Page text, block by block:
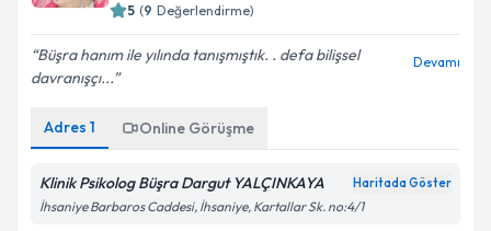
5 (9 Değerlendirme)
Büşra hanım ile yılında tanışmıştık. . defa bilişsel
davranışçı...
Devamı
Adres 1 Online Görüşme
Klinik Psikolog Büşra Dargut YALÇINKAYA Haritada Göster
İhsaniye Barbaros Caddesi, İhsaniye, Kartallar Sk. no:4/1